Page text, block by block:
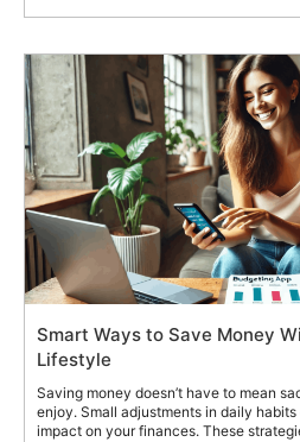
Smart Ways to Save Money
Lifestyle
Saving money doesn’t have to mean
enjoy. Small adjustments in daily
impact on your finances. These